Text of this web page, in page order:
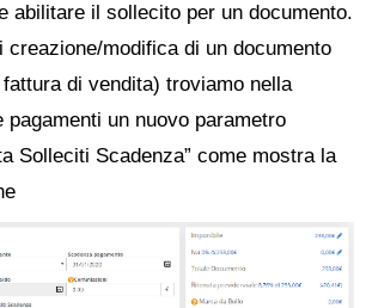
abilitare il sollecito per un documento.
creazione/modifica di un documento
di vendita) troviamo nella
pagamenti un nuovo parametro
Solleciti Scadenza” come mostra la